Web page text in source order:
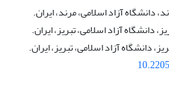
دانشگاه آزاد اسلامی، مرند، ایران.
دانشگاه آزاد اسلامی، تبریز، ایران.
دانشگاه آزاد اسلامی، تبریز، ایران.